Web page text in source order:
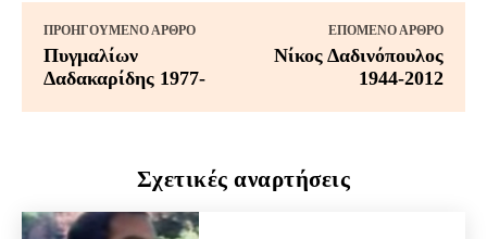
Σχετικές αναρτήσεις
ΠΡΟΗΓΟΎΜΕΝΟ ΆΡΘΡΟ
Πυγμαλίων
Δαδακαρίδης 1977-
ΕΠΌΜΕΝΟ ΆΡΘΡΟ
Νίκος Δαδινόπουλος
1944-2012